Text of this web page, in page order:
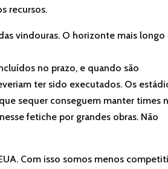
recursos.
vindouras. O horizonte mais longo
no prazo, e quando são
ter sido executados. Os
sequer conseguem manter times
fetiche por grandes obras. Não
Com isso somos menos